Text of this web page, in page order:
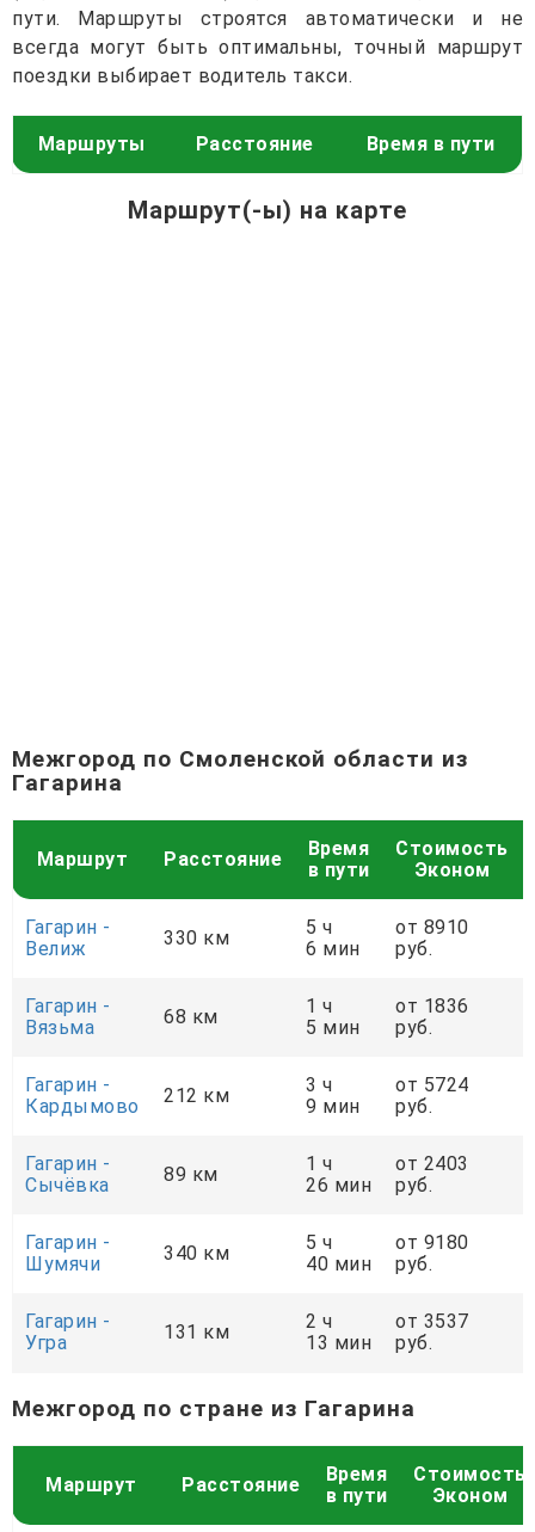
пути. Маршруты строятся автоматически и не
всегда могут быть оптимальны, точный маршрут
поездки выбирает водитель такси.
Маршруты Расстояние Время в пути
Маршрут(-ы) на карте
Межгород по Смоленской области из
Гагарина
Маршрут Расстояние
Время
в пути
Стоимость
Эконом
Гагарин -
Велиж
330 км
5 ч
6 мин
от 8910
руб.
Гагарин -
Вязьма
68 км
1 ч
5 мин
от 1836
руб.
Гагарин -
Кардымово
212 км
3 ч
9 мин
от 5724
руб.
Гагарин -
Сычёвка
89 км
1 ч
26 мин
от 2403
руб.
Гагарин -
Шумячи
340 км
5 ч
40 мин
от 9180
руб.
Гагарин -
Угра
131 км
2 ч
13 мин
от 3537
руб.
Межгород по стране из Гагарина
Маршрут Расстояние
Время
в пути
Стоимость
Эконом